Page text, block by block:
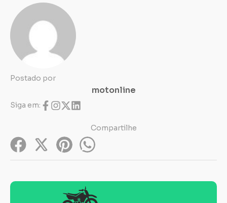
Postado por
motonline
Siga em:
Compartilhe